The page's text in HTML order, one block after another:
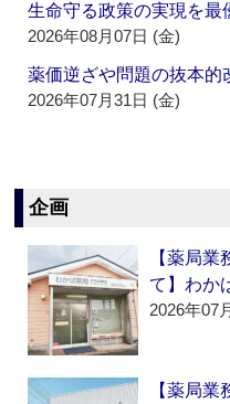
生命守る政策の実現を最
2026年08月07日 (金)
薬価逆ざや問題の抜本的
2026年07月31日 (金)
企画
【薬局
て】わか
2026年07
【薬局